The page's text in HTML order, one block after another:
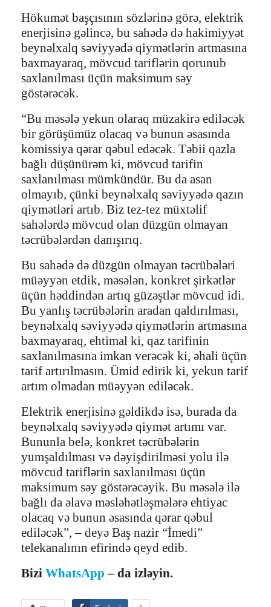
Hökumət başçısının sözlərinə görə, elektrik
enerjisinə gəlincə, bu sahədə də hakimiyyət
beynəlxalq səviyyədə qiymətlərin artmasına
baxmayaraq, mövcud tariflərin qorunub
saxlanılması üçün maksimum səy
göstərəcək.
“Bu məsələ yekun olaraq müzakirə ediləcək
bir görüşümüz olacaq və bunun əsasında
komissiya qərar qəbul edəcək. Təbii qazla
bağlı düşünürəm ki, mövcud tarifin
saxlanılması mümkündür. Bu da asan
olmayıb, çünki beynəlxalq səviyyədə qazın
qiymətləri artıb. Biz tez-tez müxtəlif
sahələrdə mövcud olan düzgün olmayan
təcrübələrdən danışırıq.
Bu sahədə də düzgün olmayan təcrübələri
müəyyən etdik, məsələn, konkret şirkətlər
üçün həddindən artıq güzəştlər mövcud idi.
Bu yanlış təcrübələrin aradan qaldırılması,
beynəlxalq səviyyədə qiymətlərin artmasına
baxmayaraq, ehtimal ki, qaz tarifinin
saxlanılmasına imkan verəcək ki, əhali üçün
tarif artırılmasın. Ümid edirik ki, yekun tarif
artım olmadan müəyyən ediləcək.
Elektrik enerjisinə gəldikdə isə, burada da
beynəlxalq səviyyədə qiymət artımı var.
Bununla belə, konkret təcrübələrin
yumşaldılması və dəyişdirilməsi yolu ilə
mövcud tariflərin saxlanılması üçün
maksimum səy göstərəcəyik. Bu məsələ ilə
bağlı da əlavə məsləhətləşmələrə ehtiyac
olacaq və bunun əsasında qərar qəbul
ediləcək”, – deyə Baş nazir “İmedi”
telekanalının efirində qeyd edib.
Bizi WhatsApp – da izləyin.